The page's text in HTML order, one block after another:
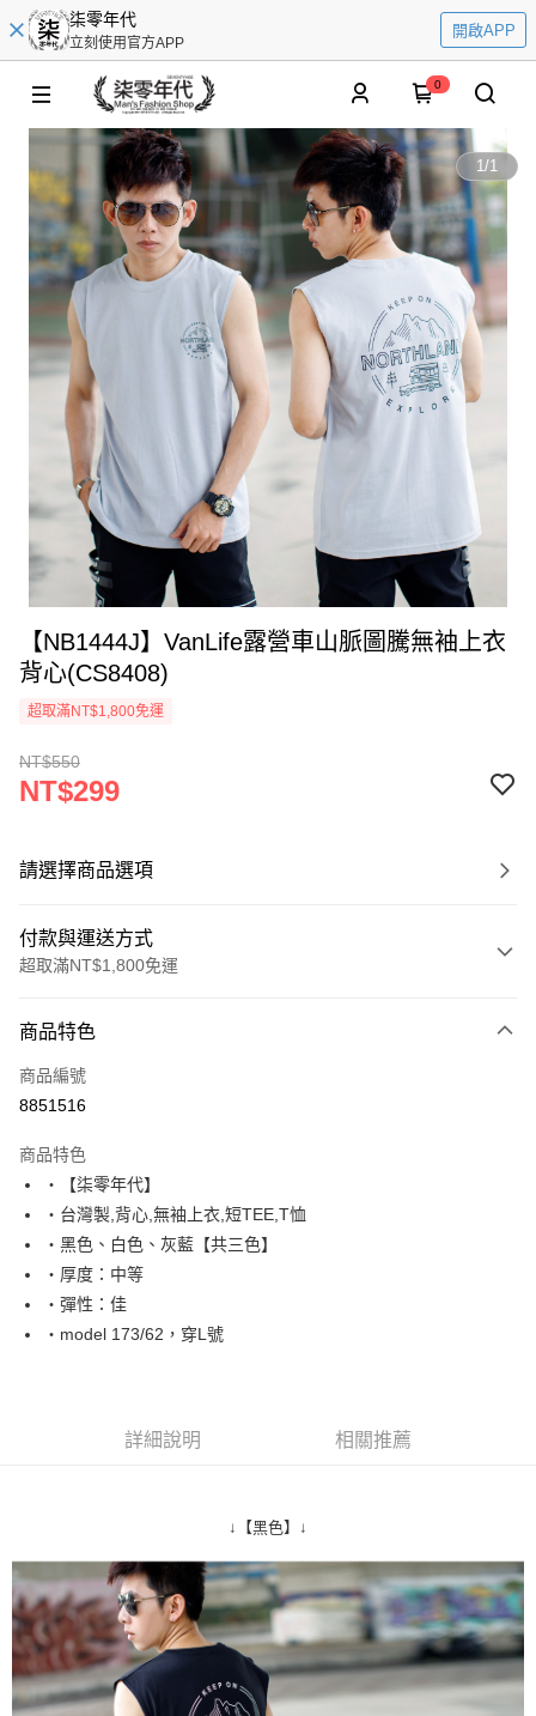
柒零年代
立刻使用官方APP
開啟APP
0
1/1
【NB1444J】VanLife露營車山脈圖騰無袖上衣
背心(CS8408)
超取滿NT$1,800免運
NT$550
NT$299
請選擇商品選項
付款與運送方式
超取滿NT$1,800免運
信用卡一次付款
超商取貨付款
Apple Pay
街口支付
悠遊付
Google Pay
AFTEE先享後付是「在收到商品之後才付款」的支付方式。 讓您購物簡單
３．安心：先確認商品／服務後，再付款。
【「AFTEE先享後付」結帳流程】
１．於結帳方式選擇「AFTEE先享後付」後，將跳轉至「AFTEE先享後付」
結帳頁面，進行簡訊認證並確認金額後，即可完成結帳。
２．訂單成立數日內，您將收到繳費通知簡訊。
３．收到繳費通知簡訊後14天內，點擊此簡訊中的連結，可透過四大超商／
ATM／網路銀行／等多元方式進行付款，方視為交易完成。
※ 請注意：結帳手續完成當下不需立刻繳費，但若您需要取消訂單，請聯絡
每筆NT$80，滿NT$1,800(含以上)免運費
先付款後全家取貨
每筆NT$80，滿NT$1,800(含以上)免運費
7-11付款取貨
商品特色
商品編號
8851516
商品特色
‧【柒零年代】
‧台灣製,背心,無袖上衣,短TEE,T恤
‧黑色、白色、灰藍【共三色】
‧厚度：中等
‧彈性：佳
‧model 173/62，穿L號
詳細說明 相關推薦
↓【黑色】↓